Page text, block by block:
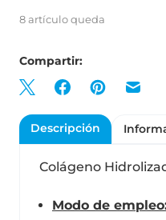
8 artículo queda
Compartir:
Descripción
Colágeno
Modo de empleo